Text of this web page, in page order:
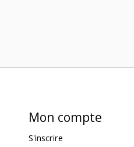
Mon compte
S'inscrire